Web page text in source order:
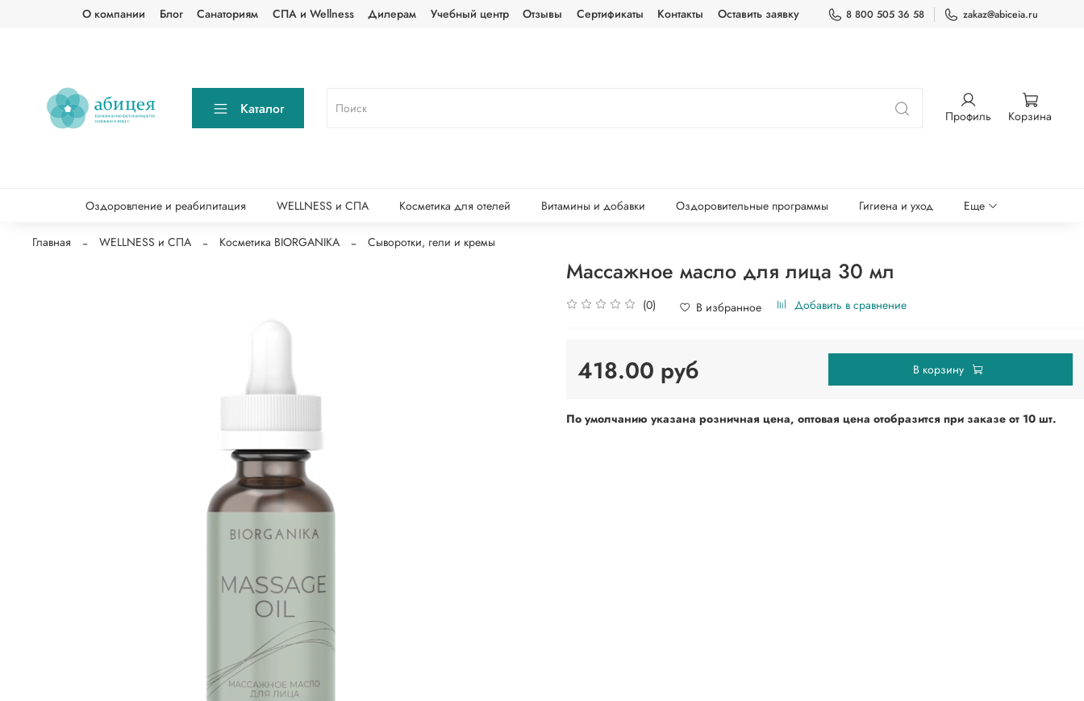
О компании Блог Санаториям СПА и Wellness Дилерам Учебный центр Отзывы Сертификаты Контакты Оставить заявку 8 800 505 36 58 zakaz@abiceia.ru
Каталог Профиль Корзина
Оздоровление и реабилитация WELLNESS и СПА Косметика для отелей Витамины и добавки Оздоровительные программы Гигиена и уход Еще
Главная WELLNESS и СПА Косметика BIORGANIKA Сыворотки, гели и кремы
Массажное масло для лица 30 мл
(0) В избранное Добавить в сравнение
418.00 руб В корзину
По умолчанию указана розничная цена, оптовая цена отобразится при заказе от 10 шт.